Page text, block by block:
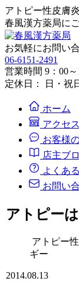
アトピー性皮膚
春風漢方薬局に
お気軽にお問い
06-6151-2491
営業時間 9：00～
定休日： 日・祝
ホーム
アクセス
お客様
店主ブ
よくあ
お問い
アトピー
アトピー
ギー
2014.08.13